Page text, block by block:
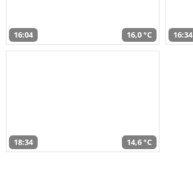
16:04 16,0 °C 16:34
18:34 14,6 °C